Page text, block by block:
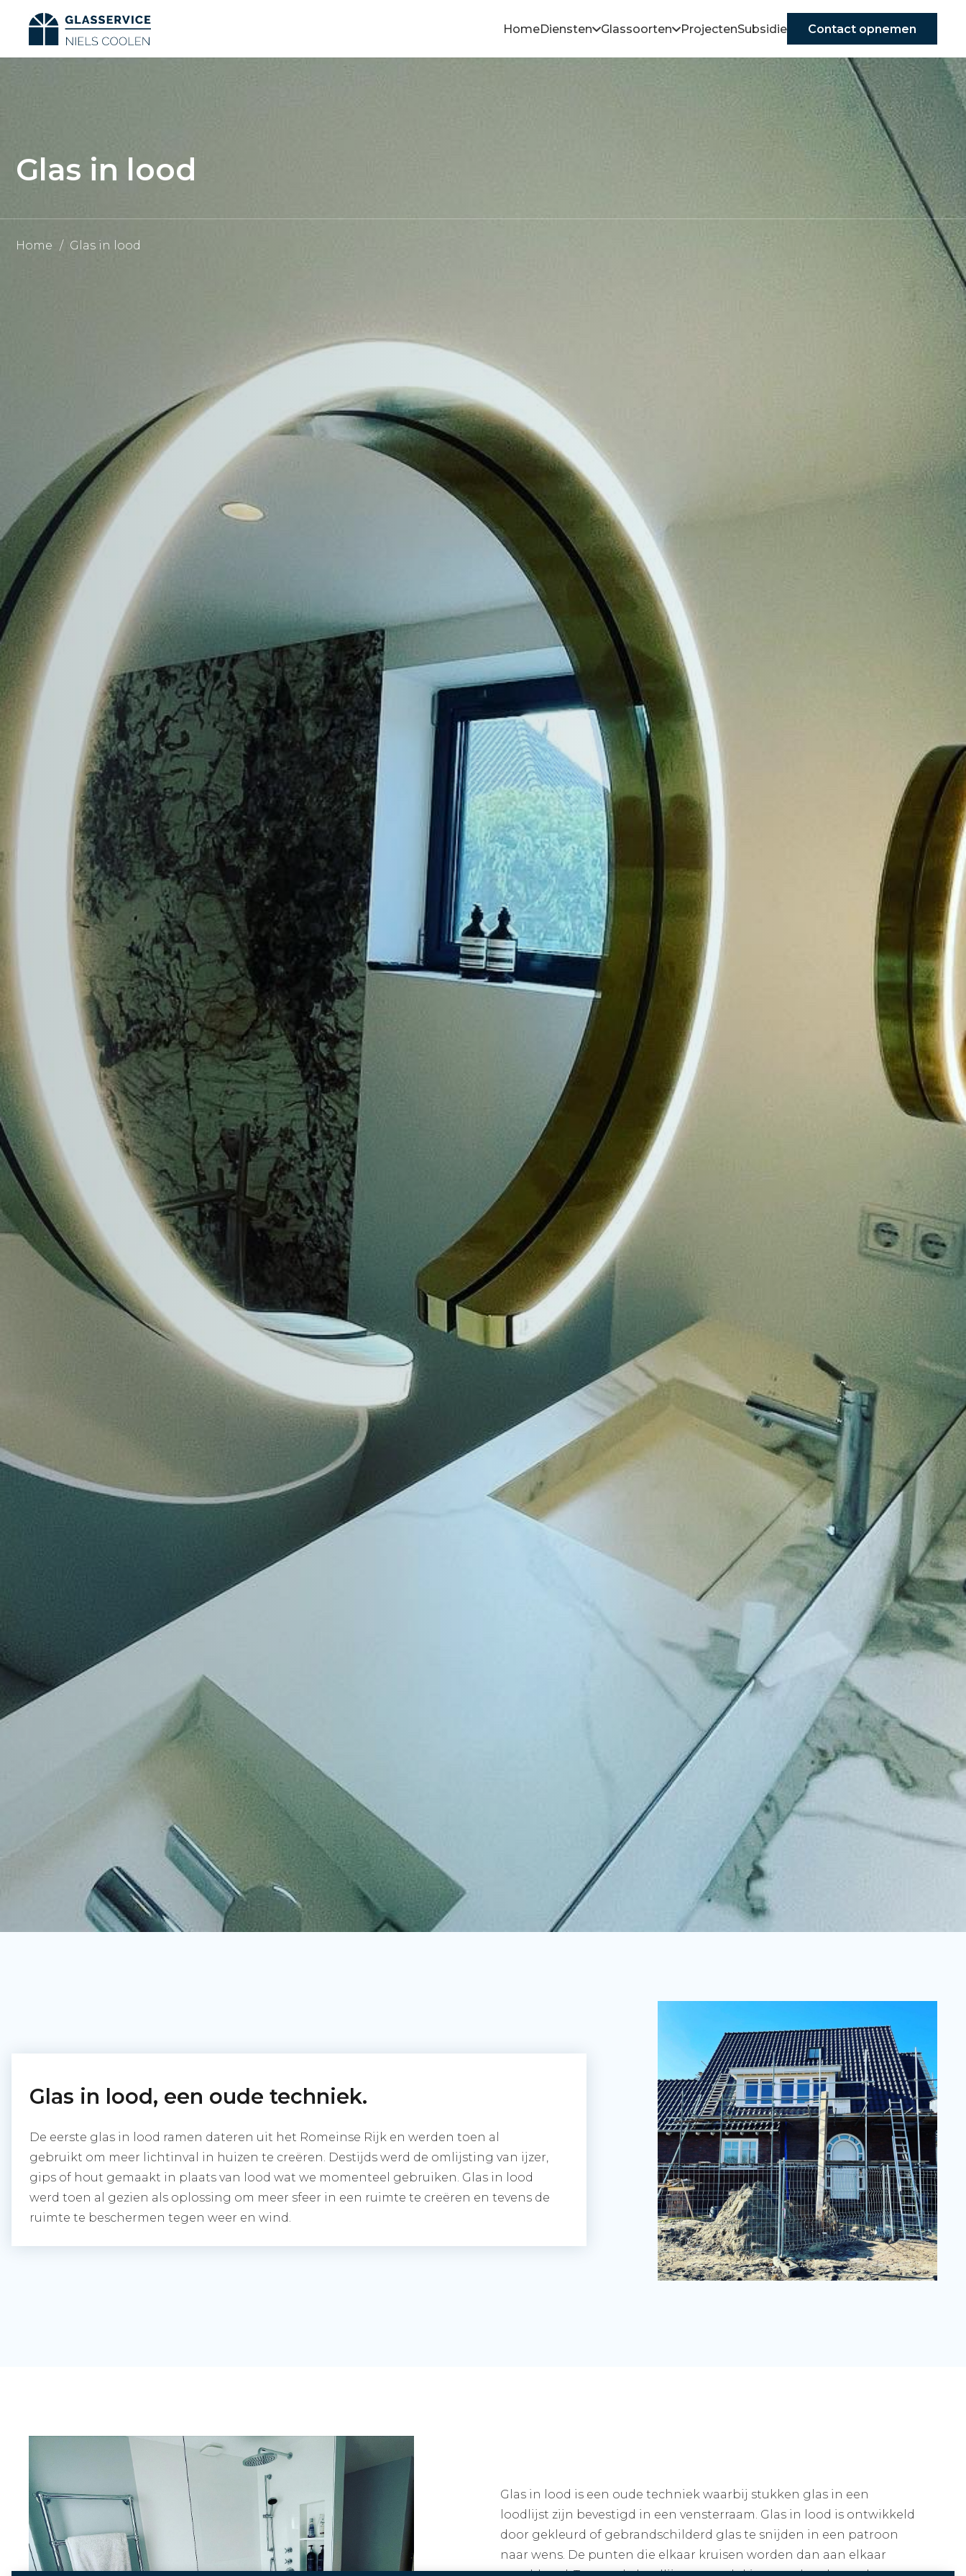
HomeDiensten Glassoorten ProjectenSubsidie Contact opnemen
Glas in lood
Home / Glas in lood
Glas in lood, een oude techniek.
De eerste glas in lood ramen dateren uit het Romeinse Rijk en werden toen al
gebruikt om meer lichtinval in huizen te creëren. Destijds werd de omlijsting van ijzer,
gips of hout gemaakt in plaats van lood wat we momenteel gebruiken. Glas in lood
werd toen al gezien als oplossing om meer sfeer in een ruimte te creëren en tevens de
ruimte te beschermen tegen weer en wind.
Glas in lood is een oude techniek waarbij stukken glas in een
loodlijst zijn bevestigd in een vensterraam. Glas in lood is ontwikkeld
door gekleurd of gebrandschilderd glas te snijden in een patroon
naar wens. De punten die elkaar kruisen worden dan aan elkaar